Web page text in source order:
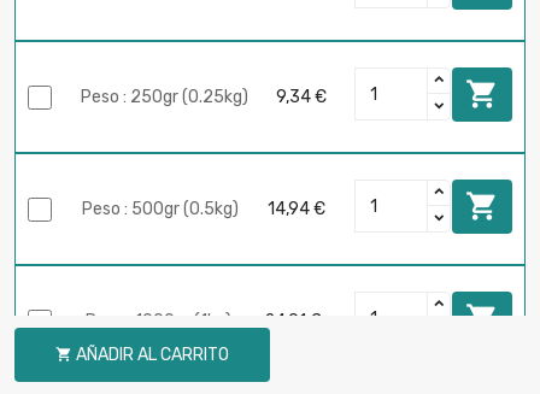
Peso : 250gr (0.25kg) 9,34 € 
Peso : 500gr (0.5kg) 14,94 € 
Peso : 1000gr (1kg) 24,91 € 
 AÑADIR AL CARRITO